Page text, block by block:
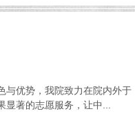
与优势，我院致力在院内外于
著的志愿服务，让中...